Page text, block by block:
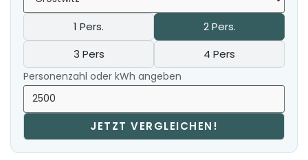
1 Pers.
2 Pers.
3 Pers
4 Pers
Personenzahl oder kWh angeben
JETZT VERGLEICHEN!